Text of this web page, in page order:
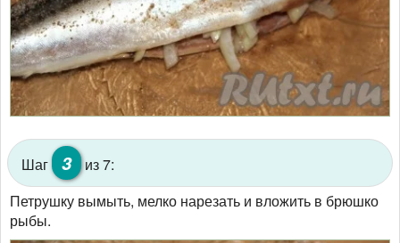
Шаг 3
из 7:
Петрушку вымыть, мелко нарезать и вложить в брюшко
рыбы.